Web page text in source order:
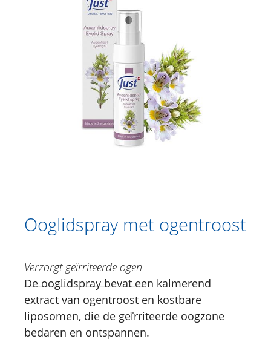
Haarverzorging
Catalogus
Lichaamsverzorging
Kruidencrèmes
Voetverzorging
Aromatherapie
Specialiteiten
31 kruiden 20ml
Alpenkruidenbalsem
Eucasol-verstuiver
Appenzeller hooibloemcrème
Ooglidspray met ogentroost
Verzorgt geïrriteerde ogen
De ooglidspray bevat een kalmerend
extract van ogentroost en kostbare
liposomen, die de geïrriteerde oogzone
bedaren en ontspannen.